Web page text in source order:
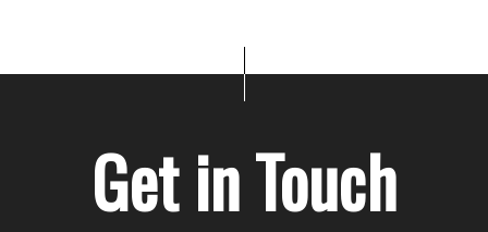
Get in Touch